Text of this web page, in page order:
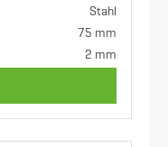
Stahl
75 mm
2 mm